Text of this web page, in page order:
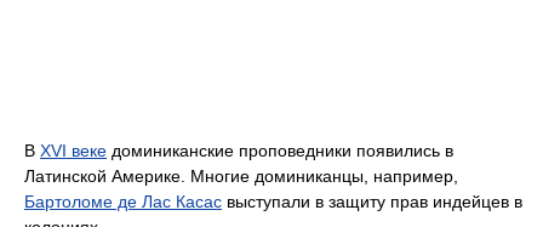
В XVI веке доминиканские проповедники появились в
Латинской Америке. Многие доминиканцы, например,
Бартоломе де Лас Касас выступали в защиту прав индейцев в